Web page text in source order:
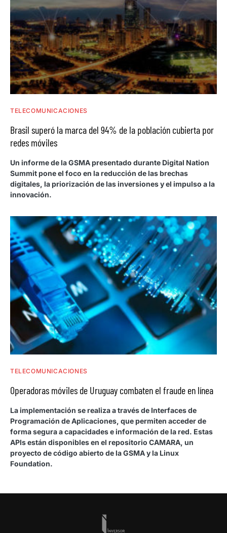
TELECOMUNICACIONES
Brasil superó la marca del 94% de la población cubierta por
redes móviles
Un informe de la GSMA presentado durante Digital Nation
Summit pone el foco en la reducción de las brechas
digitales, la priorización de las inversiones y el impulso a la
innovación.
TELECOMUNICACIONES
Operadoras móviles de Uruguay combaten el fraude en línea
La implementación se realiza a través de Interfaces de
Programación de Aplicaciones, que permiten acceder de
forma segura a capacidades e información de la red. Estas
APIs están disponibles en el repositorio CAMARA, un
proyecto de código abierto de la GSMA y la Linux
Foundation.